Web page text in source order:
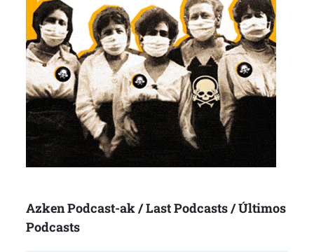
Azken Podcast-ak / Last Podcasts / Últimos
Podcasts